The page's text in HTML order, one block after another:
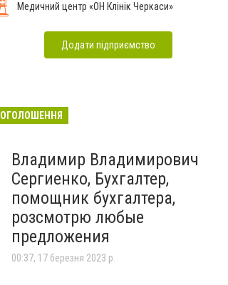
Медичний центр «ОН Клінік Черкаси»
Додати підприємство
ОГОЛОШЕННЯ
Владимир Владимирович
Сергиенко, Бухгалтер,
помощник бухгалтера,
розсмотрю любые
предложения
00:37, 17 березня 2023 р.